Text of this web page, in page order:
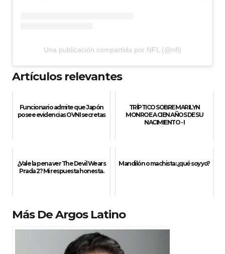
Una publicación compartida por NFL (@nfl)
Artículos relevantes
Funcionario admite que Japón
posee evidencias OVNI secretas
TRÍPTICO SOBRE MARILYN
MONROE A CIEN AÑOS DE SU
NACIMIENTO - I
¿Vale la pena ver The Devil Wears
Prada 2? Mi respuesta honesta.
Mandilón o machista: ¿qué soy yo?
Más De Argos Latino